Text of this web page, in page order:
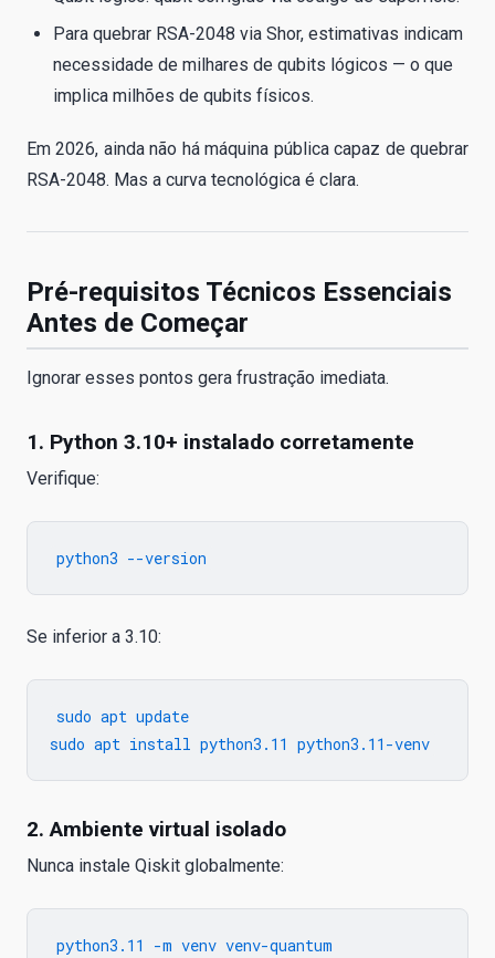
Para quebrar RSA-2048 via Shor, estimativas indicam
necessidade de milhares de qubits lógicos — o que
implica milhões de qubits físicos.
Em 2026, ainda não há máquina pública capaz de quebrar
RSA-2048. Mas a curva tecnológica é clara.
Pré-requisitos Técnicos Essenciais
Antes de Começar
Ignorar esses pontos gera frustração imediata.
1. Python 3.10+ instalado corretamente
Verifique:
Se inferior a 3.10:
sudo apt update
2. Ambiente virtual isolado
Nunca instale Qiskit globalmente:
python3.11 -m venv venv-quantum